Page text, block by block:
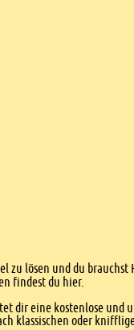
zu lösen und du
findest du hier.
dir eine kostenlose
klassischen oder